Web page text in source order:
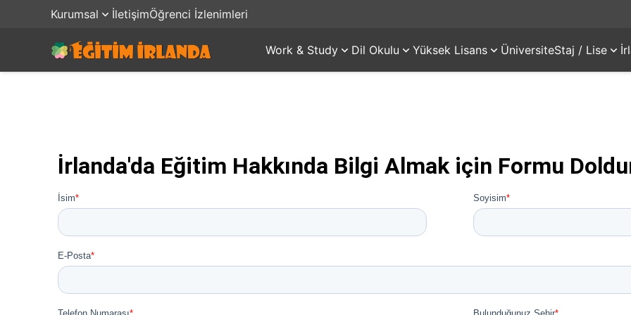
Kurumsal İletişimÖğrenci İzlenimleri
Work & Study Dil Okulu Yüksek Lisans ÜniversiteStaj / Lise
İrlanda'da Eğitim Hakkında Bilgi Almak için Formu